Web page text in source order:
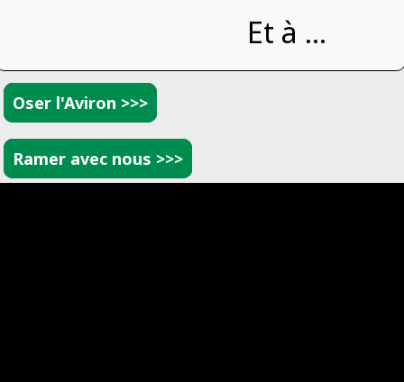
Et à ...
Oser l'Aviron >>>
Ramer avec nous >>>